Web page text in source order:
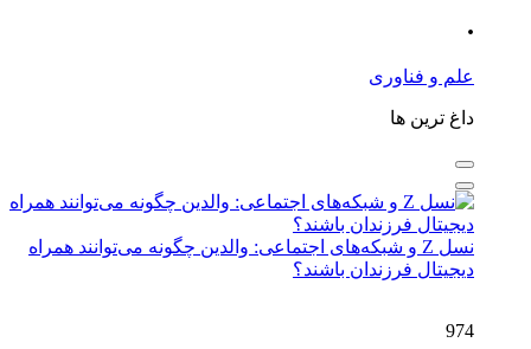
.
علم و فناوری
داغ ترین ها
نسل Z و شبکه‌های اجتماعی: والدین چگونه می‌توانند همراه
دیجیتال فرزندان باشند؟
974